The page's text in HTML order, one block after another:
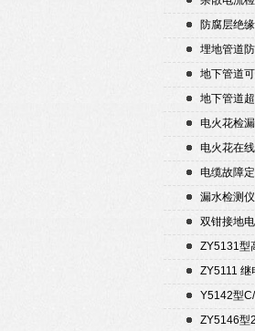
防腐层绝
埋地管道
检漏仪）
地下管道
地下管道
电火花检
电火花在
电缆故障
漏水检测仪
双钳接地
ZY5131型
ZY5111 继
Y5142型
（50Ω）
ZY5146型